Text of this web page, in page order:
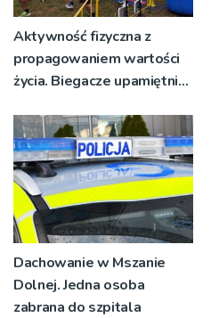
Aktywność fizyczna z
propagowaniem wartości
życia. Biegacze upamiętnili
Dachowanie w Mszanie
Dolnej. Jedna osoba
zabrana do szpitala